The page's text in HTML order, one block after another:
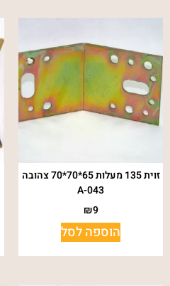
זוית 135 מעלות 65*70*70 צהובה
A-043
₪9
הוספה לסל